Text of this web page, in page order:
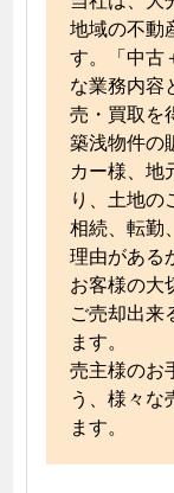
地域の不動
す。「中古
な業務内容
売・買取を
築浅物件の
カー様、地
り、土地の
相続、転勤
理由がある
お客様の大
ご売却出来
ます。
売主様のお
う、様々な
ます。